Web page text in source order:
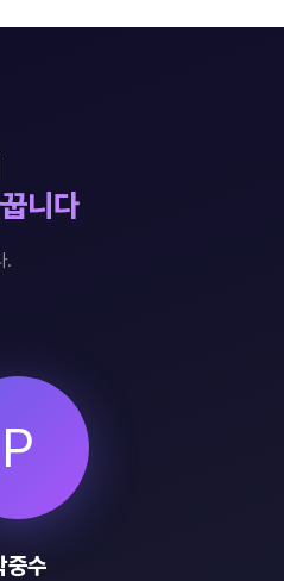
니다
.
P
중수